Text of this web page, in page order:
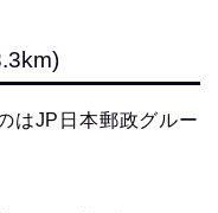
はJP日本郵政グルー